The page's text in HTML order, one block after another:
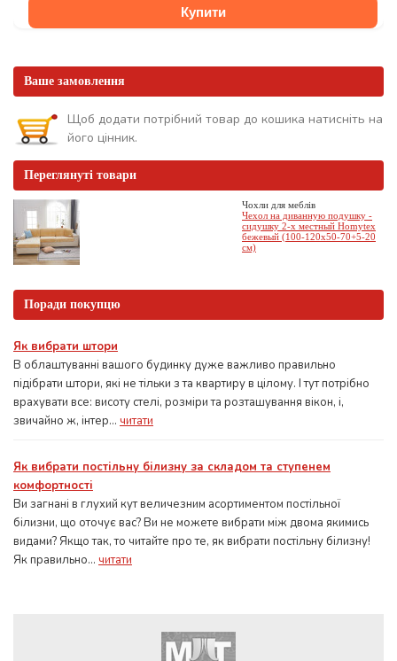
Купити
Ваше замовлення
Щоб додати потрібний товар до кошика натисніть на
його цінник.
Переглянуті товари
Чохли для меблів
Чехол на диванную подушку -
сидушку 2-х местный Homytex
бежевый (100-120x50-70+5-20
см)
Поради покупцю
Як вибрати штори
В облаштуванні вашого будинку дуже важливо правильно
підібрати штори, які не тільки з та квартиру в цілому. І тут потрібно
врахувати все: висоту стелі, розміри та розташування вікон, і,
звичайно ж, інтер... читати
Як вибрати постільну білизну за складом та ступенем
комфортності
Ви загнані в глухий кут величезним асортиментом постільної
білизни, що оточує вас? Ви не можете вибрати між двома якимись
видами? Якщо так, то читайте про те, як вибрати постільну білизну!
Як правильно... читати